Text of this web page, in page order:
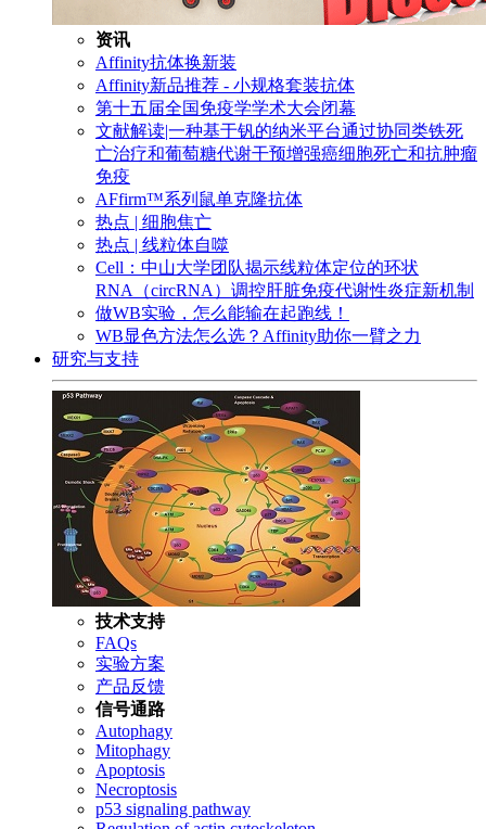
资讯
Affinity抗体换新装
Affinity新品推荐 - 小规格套装抗体
第十五届全国免疫学学术大会闭幕
文献解读|一种基于钒的纳米平台通过协同类铁死
亡治疗和葡萄糖代谢干预增强癌细胞死亡和抗肿瘤
免疫
AFfirm™系列鼠单克隆抗体
热点 | 细胞焦亡
热点 | 线粒体自噬
Cell：中山大学团队揭示线粒体定位的环状
RNA（circRNA）调控肝脏免疫代谢性炎症新机制
做WB实验，怎么能输在起跑线！
WB显色方法怎么选？Affinity助你一臂之力
研究与支持
技术支持
FAQs
实验方案
产品反馈
信号通路
Autophagy
Mitophagy
Apoptosis
Necroptosis
p53 signaling pathway